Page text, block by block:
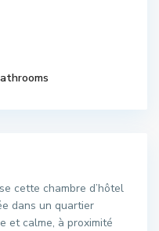
cette chambre d’hôtel
dans un quartier
et calme, à proximité